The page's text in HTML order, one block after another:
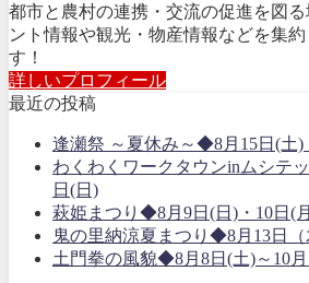
都市と農村の連携・交流の促進を図
ント情報や観光・物産情報などを集約
す！
詳しいプロフィール
最近の投稿
逢瀬祭 ～夏休み～◆8月15日(土)
わくわくワークタウンinムシテ
日(日)
萩姫まつり◆8月9日(日)・10日(
鬼の里納涼夏まつり◆8月13日（
土門拳の風貌◆8月8日(土)～10